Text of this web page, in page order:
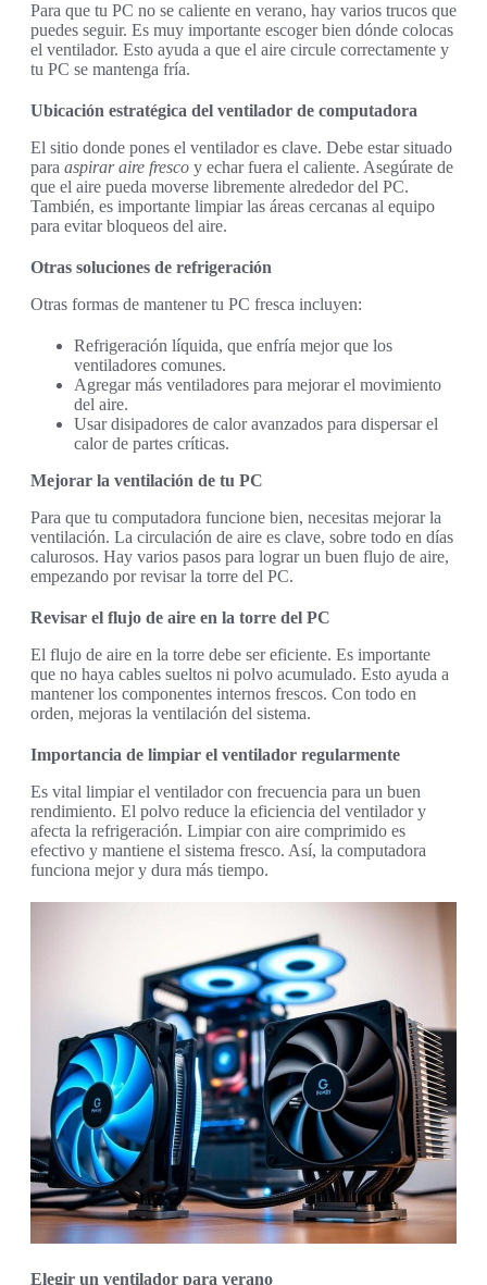
Para que tu PC no se caliente en verano, hay varios trucos que
puedes seguir. Es muy importante escoger bien dónde colocas
el ventilador. Esto ayuda a que el aire circule correctamente y
tu PC se mantenga fría.
Ubicación estratégica del ventilador de computadora
El sitio donde pones el ventilador es clave. Debe estar situado
para aspirar aire fresco y echar fuera el caliente. Asegúrate de
que el aire pueda moverse libremente alrededor del PC.
También, es importante limpiar las áreas cercanas al equipo
para evitar bloqueos del aire.
Otras soluciones de refrigeración
Otras formas de mantener tu PC fresca incluyen:
Refrigeración líquida, que enfría mejor que los
ventiladores comunes.
Agregar más ventiladores para mejorar el movimiento
del aire.
Usar disipadores de calor avanzados para dispersar el
calor de partes críticas.
Mejorar la ventilación de tu PC
Para que tu computadora funcione bien, necesitas mejorar la
ventilación. La circulación de aire es clave, sobre todo en días
calurosos. Hay varios pasos para lograr un buen flujo de aire,
empezando por revisar la torre del PC.
Revisar el flujo de aire en la torre del PC
El flujo de aire en la torre debe ser eficiente. Es importante
que no haya cables sueltos ni polvo acumulado. Esto ayuda a
mantener los componentes internos frescos. Con todo en
orden, mejoras la ventilación del sistema.
Importancia de limpiar el ventilador regularmente
Es vital limpiar el ventilador con frecuencia para un buen
rendimiento. El polvo reduce la eficiencia del ventilador y
afecta la refrigeración. Limpiar con aire comprimido es
efectivo y mantiene el sistema fresco. Así, la computadora
funciona mejor y dura más tiempo.
Elegir un ventilador para verano